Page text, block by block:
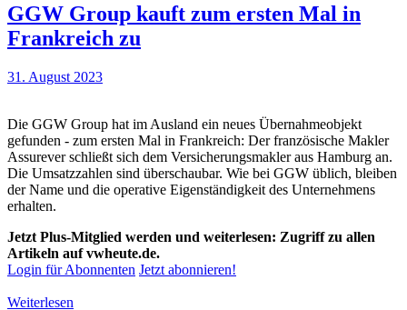
GGW Group kauft zum ersten Mal in
Frankreich zu
31. August 2023
Die GGW Group hat im Ausland ein neues Übernahmeobjekt
gefunden - zum ersten Mal in Frankreich: Der französische Makler
Assurever schließt sich dem Versicherungsmakler aus Hamburg an.
Die Umsatzzahlen sind überschaubar. Wie bei GGW üblich, bleiben
der Name und die operative Eigenständigkeit des Unternehmens
erhalten.
Jetzt Plus-Mitglied werden und weiterlesen: Zugriff zu allen
Artikeln auf vwheute.de.
Login für Abonnenten Jetzt abonnieren!
Weiterlesen